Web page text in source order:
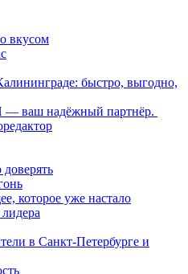
вкусом
быстро, выгодно,
ваш надёжный партнёр.
которое уже настало
в Санкт-Петербурге и